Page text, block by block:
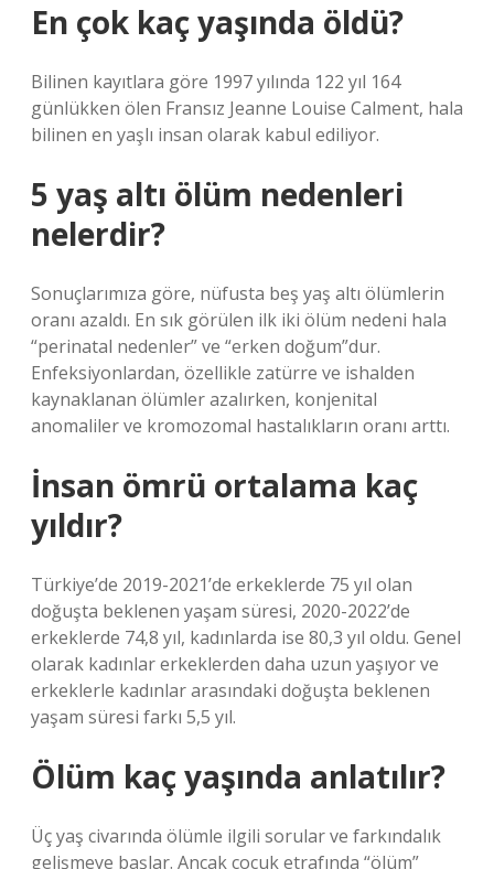
En çok kaç yaşında öldü?
Bilinen kayıtlara göre 1997 yılında 122 yıl 164
günlükken ölen Fransız Jeanne Louise Calment, hala
bilinen en yaşlı insan olarak kabul ediliyor.
5 yaş altı ölüm nedenleri
nelerdir?
Sonuçlarımıza göre, nüfusta beş yaş altı ölümlerin
oranı azaldı. En sık görülen ilk iki ölüm nedeni hala
“perinatal nedenler” ve “erken doğum”dur.
Enfeksiyonlardan, özellikle zatürre ve ishalden
kaynaklanan ölümler azalırken, konjenital
anomaliler ve kromozomal hastalıkların oranı arttı.
İnsan ömrü ortalama kaç
yıldır?
Türkiye’de 2019-2021’de erkeklerde 75 yıl olan
doğuşta beklenen yaşam süresi, 2020-2022’de
erkeklerde 74,8 yıl, kadınlarda ise 80,3 yıl oldu. Genel
olarak kadınlar erkeklerden daha uzun yaşıyor ve
erkeklerle kadınlar arasındaki doğuşta beklenen
yaşam süresi farkı 5,5 yıl.
Ölüm kaç yaşında anlatılır?
Üç yaş civarında ölümle ilgili sorular ve farkındalık
gelişmeye başlar. Ancak çocuk etrafında “ölüm”